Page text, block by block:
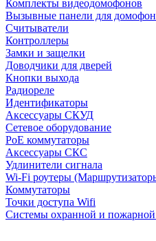
Комплекты видеодомофонов
Вызывные панели для
Считыватели
Контроллеры
Замки и защелки
Доводчики для дверей
Кнопки выхода
Радиореле
Идентификаторы
Аксессуары СКУД
Сетевое оборудование
PoE коммутаторы
Аксессуары СКС
Удлинители сигнала
Wi-Fi роутеры
Коммутаторы
Точки доступа Wifi
Системы охранной и пожарной